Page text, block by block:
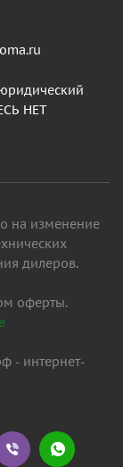
НЕТ
на изменение
дилеров.
оферты.
- интернет-